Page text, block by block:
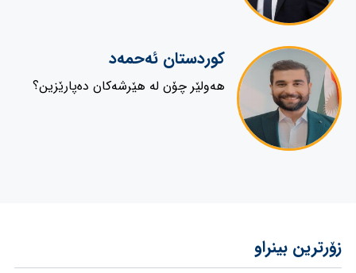
کوردستان ئەحمەد
هەولێر چۆن لە هێرشەکان دەپارێزین؟
زۆرترین بینراو